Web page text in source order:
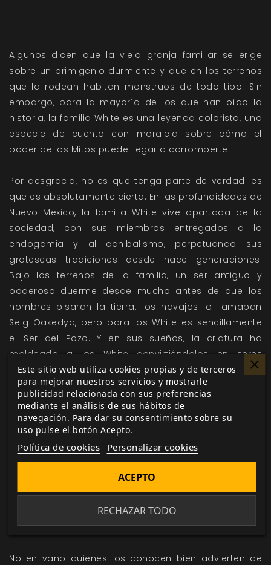
Algunos dicen que la vieja granja familiar se erige
sobre un primigenio durmiente y que en los terrenos
que la rodean habitan monstruos de todo tipo. Sin
embargo, para la mayoría de los que han oído la
historia, la familia White es una leyenda colorista, una
especie de cuento con moraleja sobre cómo el
poder de los Mitos puede llegar a corromperte.
Por desgracia, no es que tenga parte de verdad: es
que es absolutamente cierta. En las profundidades de
Nuevo Mexico, la familia White vive apartada de la
sociedad, con sus miembros entregados a la
endogamia y al canibalismo, perpetuando sus
grotescas tradiciones desde hace generaciones.
Bajo los terrenos de la familia, un ser antiguo y
poderoso duerme desde mucho antes de que los
hombres pisaran la tierra: los navajos lo llamaban
Seig-Oakedya, pero para los White es sencillamente
el Ser del Pozo. Y en sus sueños, la criatura ha
moldeado a los White convirtiéndolos en seres
perversos y malévolos entregados a su adoración y
a la consecución de un plan que ellos mismos no
entienden.
Con su semilla mucho más esparcida por EE. UU. de lo
que podría parecer a simple vista, este culto extiende
poco a poco sus tentáculos a través de los lazos
familiares y la poderosa conexión que existe entre los
de su sangre y el Ser del Pozo.
No en vano quienes los conocen bien advierten de
Este sitio web utiliza cookies propias y de terceros
para mejorar nuestros servicios y mostrarle
publicidad relacionada con sus preferencias
mediante el análisis de sus hábitos de
navegación. Para dar su consentimiento sobre su
uso pulse el botón Acepto.
Política de cookies Personalizar cookies
RECHAZAR TODO
ACEPTO